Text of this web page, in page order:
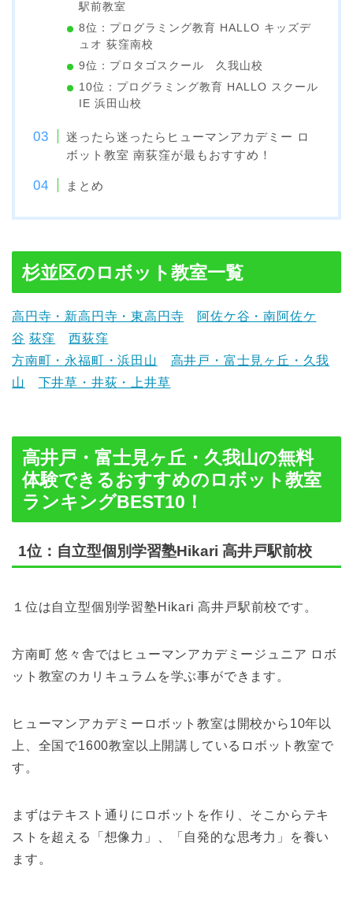
駅前教室
8位：プログラミング教育 HALLO キッズデ
ュオ 荻窪南校
9位：プロタゴスクール 久我山校
10位：プログラミング教育 HALLO スクール
IE 浜田山校
迷ったら迷ったらヒューマンアカデミー ロ
ボット教室 南荻窪が最もおすすめ！
まとめ
杉並区のロボット教室一覧
高円寺・新高円寺・東高円寺
阿佐ケ谷・南阿佐ケ
谷 荻窪
西荻窪
方南町・永福町・浜田山 高井戸・富士見ヶ丘・ 久我
山
下井草・井荻・上井草
高井戸・富士見ヶ丘・久我山の無料
体験できるおすすめのロボット教室
ランキングBEST10！
1位：自立型個別学習塾Hikari 高井戸駅前校
１位は自立型個別学習塾Hikari 高井戸駅前校です。
方南町 悠々舎ではヒューマンアカデミージュニア ロボ
ット教室のカリキュラムを学ぶ事ができます。
ヒューマンアカデミーロボット教室は開校から10年以
上、全国で1600教室以上開講しているロボット教室で
す。
まずはテキスト通りにロボットを作り、そこからテキ
ストを超える「想像力」、「自発的な思考力」を養い
ます。